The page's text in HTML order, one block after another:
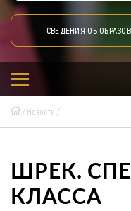
СВЕДЕНИЯ ОБ
Новости
ШРЕК.
КЛАССА